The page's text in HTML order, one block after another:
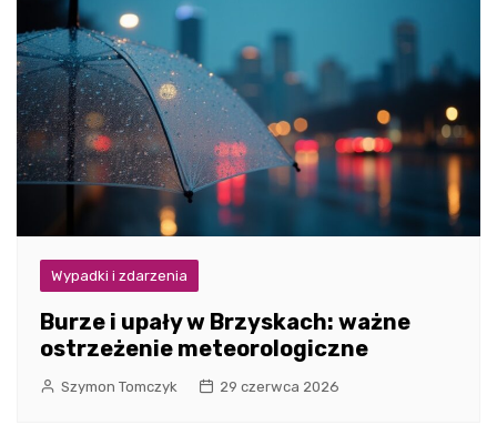
Wypadki i zdarzenia
Burze i upały w Brzyskach: ważne
ostrzeżenie meteorologiczne
Szymon Tomczyk 29 czerwca 2026